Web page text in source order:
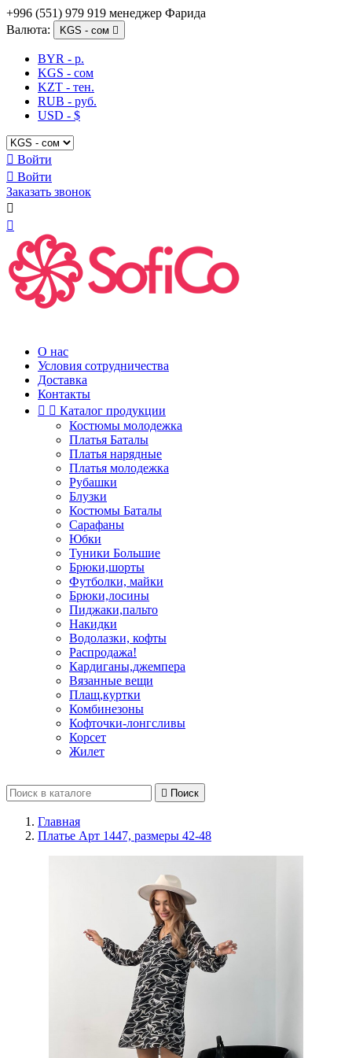
+996 (551) 979 919 менеджер Фарида
Валюта:
KGS - сом 
BYR - р.
KGS - сом
KZT - тен.
RUB - руб.
USD - $
 Войти
 Войти
Заказать звонок


О нас
Условия сотрудничества
Доставка
Контакты
  Каталог продукции
Костюмы молодежка
Платья Баталы
Платья нарядные
Платья молодежка
Рубашки
Блузки
Костюмы Баталы
Сарафаны
Юбки
Туники Большие
Брюки,шорты
Футболки, майки
Брюки,лосины
Пиджаки,пальто
Накидки
Водолазки, кофты
Распродажа!
Кардиганы,джемпера
Вязанные вещи
Плащ,куртки
Комбинезоны
Кофточки-лонгсливы
Корсет
Жилет
 Поиск
Главная
Платье Арт 1447, размеры 42-48